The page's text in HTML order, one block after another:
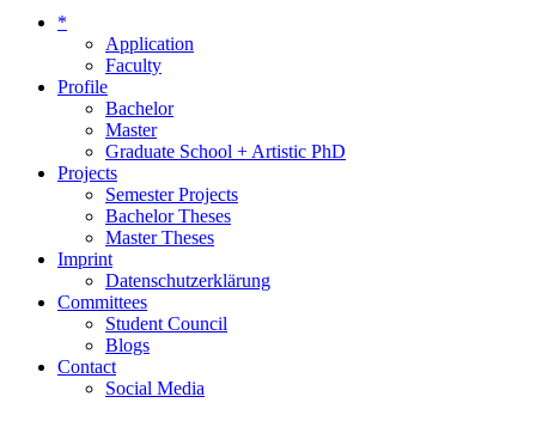
*
Application
Faculty
Profile
Bachelor
Master
Graduate School + Artistic PhD
Projects
Semester Projects
Bachelor Theses
Master Theses
Imprint
Datenschutzerklärung
Committees
Student Council
Blogs
Contact
Social Media